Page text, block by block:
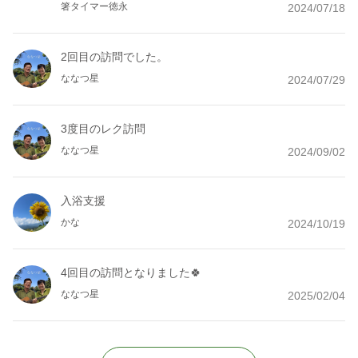
箸タイマー徳永 2024/07/18
2回目の訪問でした。
ななつ星 2024/07/29
3度目のレク訪問
ななつ星 2024/09/02
入浴支援
かな 2024/10/19
4回目の訪問となりました🍀
ななつ星 2025/02/04